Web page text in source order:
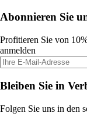
Abonnieren Sie
Profitieren Sie von
anmelden
Bleiben Sie in
Folgen Sie uns in den